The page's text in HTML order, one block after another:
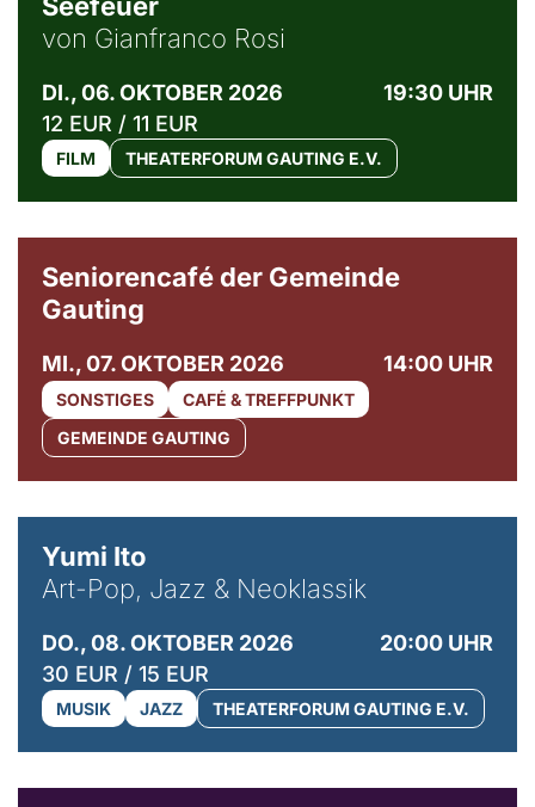
von Gianfranco Rosi
DI., 06. OKTOBER 2026
19:30 UHR
12 EUR / 11 EUR
FILM THEATERFORUM GAUTING E.V.
Seniorencafé der Gemeinde
Gauting
MI., 07. OKTOBER 2026 14:00 UHR
SONSTIGES
CAFÉ & TREFFPUNKT
GEMEINDE GAUTING
Yumi Ito
Art-Pop, Jazz & Neoklassik
DO., 08. OKTOBER 2026
20:00 UHR
30 EUR / 15 EUR
MUSIK JAZZ THEATERFORUM GAUTING E.V.